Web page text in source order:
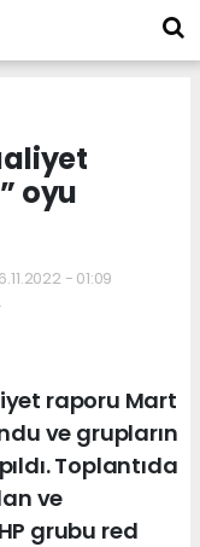
oyu
- 01:09
raporu Mart
ve grupların
Toplantıda
ve
grubu red